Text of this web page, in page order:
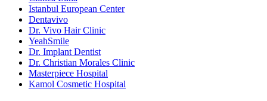
Istanbul European Center
Dentavivo
Dr. Vivo Hair Clinic
YeahSmile
Dr. Implant Dentist
Dr. Christian Morales Clinic
Masterpiece Hospital
Kamol Cosmetic Hospital